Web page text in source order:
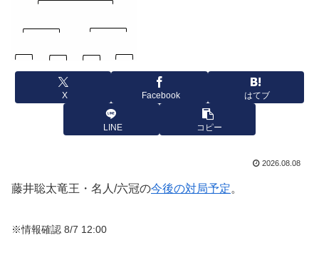
X Facebook はてブ
LINE コピー
2026.08.08
藤井聡太竜王・名人/六冠の今後の対局予定。
※情報確認 8/7 12:00